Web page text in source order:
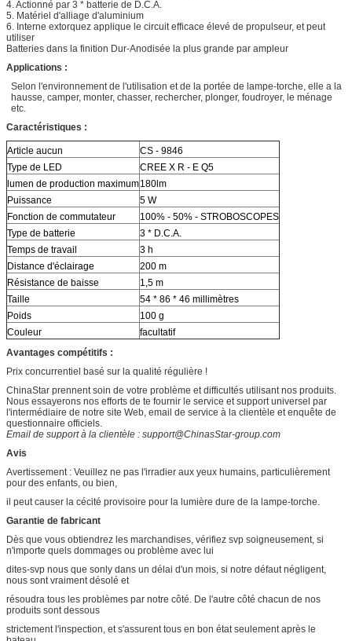
4. Actionné par 3 * batterie de D.C.A.
5. Matériel d'alliage d'aluminium
6. Interne extorquez applique le circuit efficace élevé de propulseur, et peut
utiliser
Batteries dans la finition Dur-Anodisée la plus grande par ampleur
Applications :
Selon l'environnement de l'utilisation et de la portée de lampe-torche, elle a la
hausse, camper, monter, chasser, rechercher, plonger, foudroyer, le ménage
etc.
Caractéristiques :
Article aucun
CS - 9846
Type de LED
CREE X R - E Q5
lumen de production maximum180lm
Puissance
5 W
Fonction de commutateur
100% - 50% - STROBOSCOPES
Type de batterie
3 * D.C.A.
Temps de travail
3 h
Distance d'éclairage
200 m
Résistance de baisse
1,5 m
Taille
54 * 86 * 46 millimètres
Poids
100 g
Couleur
facultatif
Avantages compétitifs :
Prix concurrentiel basé sur la qualité régulière !
ChinaStar prennent soin de votre problème et difficultés utilisant nos produits.
Nous essayerons nos efforts de te fournir le service et support universel par
l'intermédiaire de notre site Web, email de service à la clientèle et enquête de
questionnaire officiels.
Email de support à la clientèle : support@ChinasStar-group.com
Avis
Avertissement : Veuillez ne pas l'irradier aux yeux humains, particulièrement
pour des enfants, ou bien,
il peut causer la cécité provisoire pour la lumière dure de la lampe-torche.
Garantie de fabricant
Dès que vous obtiendrez les marchandises, vérifiez svp soigneusement, si
n'importe quels dommages ou problème avec lui
dites-svp nous que sonly dans un délai d'un mois, si notre défaut négligent,
nous sont vraiment désolé et
résoudra tous les problèmes par notre côté. De l'autre côté chacun de nos
produits sont dessous
strictement l'inspection, et s'assurent tous en bon état seulement après le